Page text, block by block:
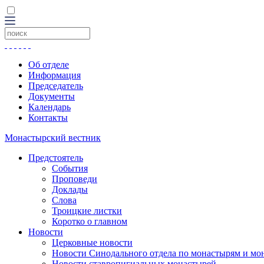
Об отделе
Информация
Председатель
Документы
Календарь
Контакты
Монастырский вестник
Предстоятель
События
Проповеди
Доклады
Слова
Троицкие листки
Коротко о главном
Новости
Церковные новости
Новости Синодального отдела по монастырям и